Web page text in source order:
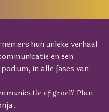
hun unieke verhaal
en een
in alle fases van
of groei? Plan